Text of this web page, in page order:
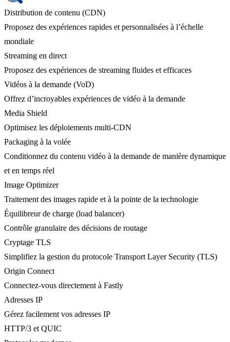
Distribution de contenu (CDN)
Proposez des expériences rapides et personnalisées à l’échelle
mondiale
Streaming en direct
Proposez des expériences de streaming fluides et efficaces
Vidéos à la demande (VoD)
Offrez d’incroyables expériences de vidéo à la demande
Media Shield
Optimisez les déploiements multi-CDN
Packaging à la volée
Conditionnez du contenu vidéo à la demande de manière dynamique
et en temps réel
Image Optimizer
Traitement des images rapide et à la pointe de la technologie
Équilibreur de charge (load balancer)
Contrôle granulaire des décisions de routage
Cryptage TLS
Simplifiez la gestion du protocole Transport Layer Security (TLS)
Origin Connect
Connectez-vous directement à Fastly
Adresses IP
Gérez facilement vos adresses IP
HTTP/3 et QUIC